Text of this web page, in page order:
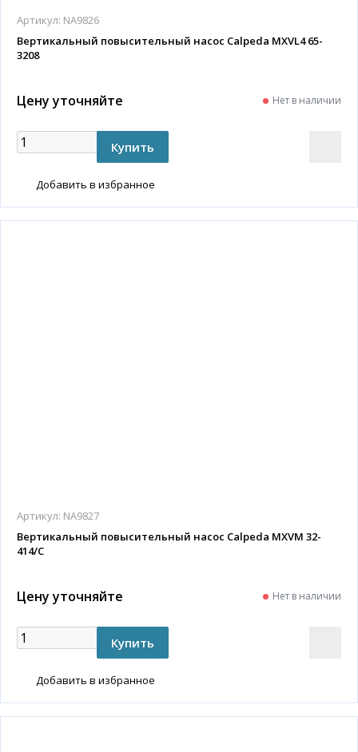
Артикул: NA9826
Вертикальный повысительный насос Calpeda MXVL4 65-
3208
Цену уточняйте Нет в наличии
Добавить в избранное
Артикул: NA9827
Вертикальный повысительный насос Calpeda MXVM 32-
414/C
Цену уточняйте Нет в наличии
Добавить в избранное